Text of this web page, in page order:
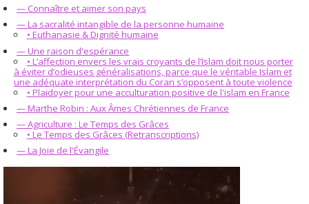
— Connaître et aimer son pays
— La sacralité intangible de la personne humaine
• Euthanasie & Dignité humaine
— Une raison d'espérance
• L’affection envers les vrais croyants de l’Islam doit nous porter
à éviter d’odieuses généralisations, parce que le véritable Islam et
une adéquate interprétation du Coran s’opposent à toute violence
• Plaidoyer pour une acculturation positive de l'islam en France
— Marthe Robin : Aux Âmes Chrétiennes de France
— Agriculture : Le Temps des Grâces
• Le Temps des Grâces (Retranscriptions)
— La Joie de l'Évangile